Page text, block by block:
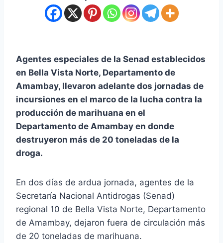
Agentes especiales de la Senad establecidos
en Bella Vista Norte, Departamento de
Amambay, llevaron adelante dos jornadas de
incursiones en el marco de la lucha contra la
producción de marihuana en el
Departamento de Amambay en donde
destruyeron más de 20 toneladas de la
droga.
En dos días de ardua jornada, agentes de la
Secretaría Nacional Antidrogas (Senad)
regional 10 de Bella Vista Norte, Departamento
de Amambay, dejaron fuera de circulación más
de 20 toneladas de marihuana.